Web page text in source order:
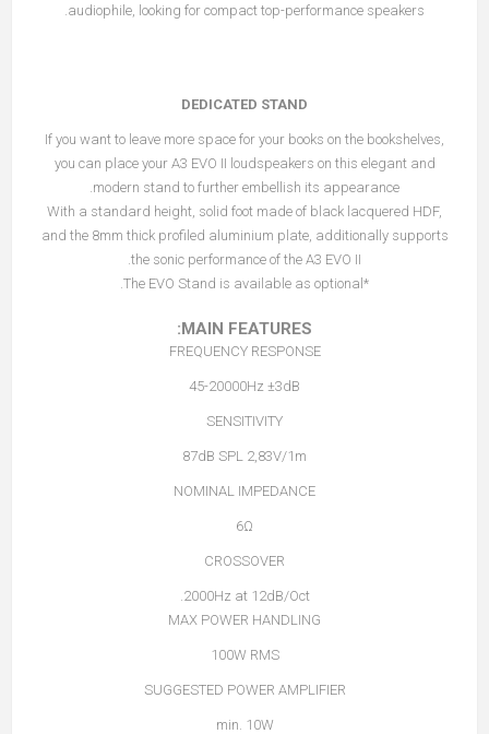
audiophile, looking for compact top-performance speakers.
DEDICATED STAND
If you want to leave more space for your books on the bookshelves,
you can place your A3 EVO II loudspeakers on this elegant and
modern stand to further embellish its appearance.
With a standard height, solid foot made of black lacquered HDF,
and the 8mm thick profiled aluminium plate, additionally supports
the sonic performance of the A3 EVO II.
*The EVO Stand is available as optional.
MAIN FEATURES:
FREQUENCY RESPONSE
45-20000Hz ±3dB
SENSITIVITY
87dB SPL 2,83V/1m
NOMINAL IMPEDANCE
6Ω
CROSSOVER
2000Hz at 12dB/Oct.
MAX POWER HANDLING
100W RMS
SUGGESTED POWER AMPLIFIER
min. 10W